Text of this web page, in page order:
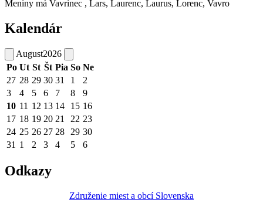
Meniny má Vavrinec , Lars, Laurenc, Laurus, Lorenc, Vavro
Kalendár
August2026
Po Ut St Št Pia So Ne
27 28 29 30 31 1
2
3
4 5 6 7 8
9
10 11 12 13 14 15 16
17 18 19 20 21 22 23
24 25 26 27 28 29 30
31 1 2 3 4 5 6
Odkazy
Združenie miest a obcí Slovenska